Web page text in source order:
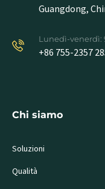
Guangdong,
Lunedì-venerdì:
+86 755-2357
Chi siamo
Soluzioni
Qualità